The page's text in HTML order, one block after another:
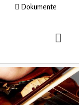
Dokumente